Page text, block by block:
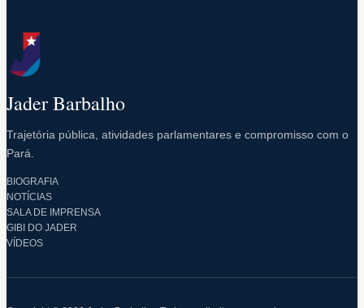
Jader Barbalho
Trajetória pública, atividades parlamentares e compromisso com o
Pará.
BIOGRAFIA
NOTÍCIAS
SALA DE IMPRENSA
GIBI DO JADER
VÍDEOS